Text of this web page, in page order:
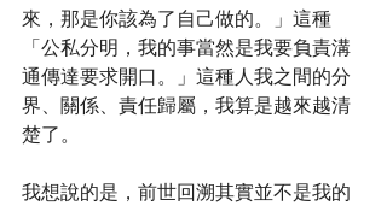
來，那是你該為了自己做的。」這種
「公私分明，我的事當然是我要負責溝
通傳達要求開口。」這種人我之間的分
界、關係、責任歸屬，我算是越來越清
楚了。
我想說的是，前世回溯其實並不是我的